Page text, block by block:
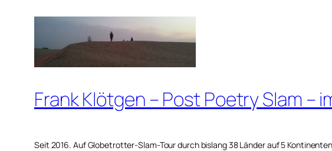
springen
Frank Klötgen – Post Poetry Slam –
Seit 2016. Auf Globetrotter-Slam-Tour durch bislang 38 Länder auf 5 Kontinenten